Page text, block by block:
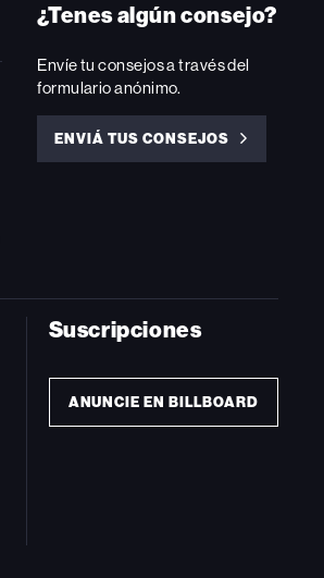
¿Tenes algún consejo?
Envíe tu consejos a través del
formulario anónimo.
ENVIÁ TUS CONSEJOS
ENVIÁ
Suscripciones
ANUNCIE EN BILLBOARD